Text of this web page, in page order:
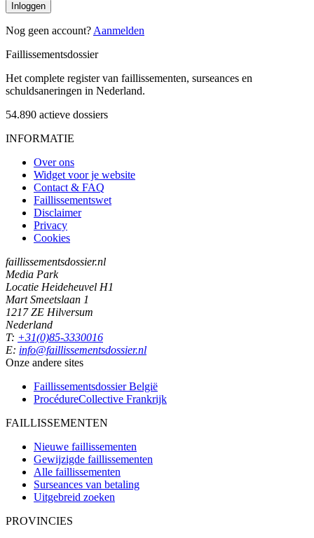
Inloggen
Nog geen account? Aanmelden
Faillissementsdossier
Het complete register van faillissementen, surseances en
schuldsaneringen in Nederland.
54.890 actieve dossiers
INFORMATIE
Over ons
Widget voor je website
Contact & FAQ
Faillissementswet
Disclaimer
Privacy
Cookies
faillissementsdossier.nl
Media Park
Locatie Heideheuvel H1
Mart Smeetslaan 1
1217 ZE Hilversum
Nederland
T: +31(0)85-3330016
E: info@faillissementsdossier.nl
Onze andere sites
Faillissementsdossier België
ProcédureCollective Frankrijk
FAILLISSEMENTEN
Nieuwe faillissementen
Gewijzigde faillissementen
Alle faillissementen
Surseances van betaling
Uitgebreid zoeken
PROVINCIES